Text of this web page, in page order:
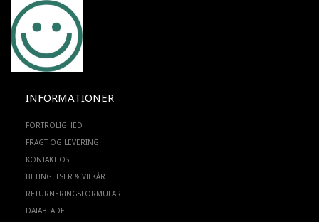
INFORMATIONER
FORTROLIGHED
FRAGT OG LEVERING
KONTAKT OS
BETINGELSER & VILKÅR
RETURNERINGSFORMULAR
DATABLADE